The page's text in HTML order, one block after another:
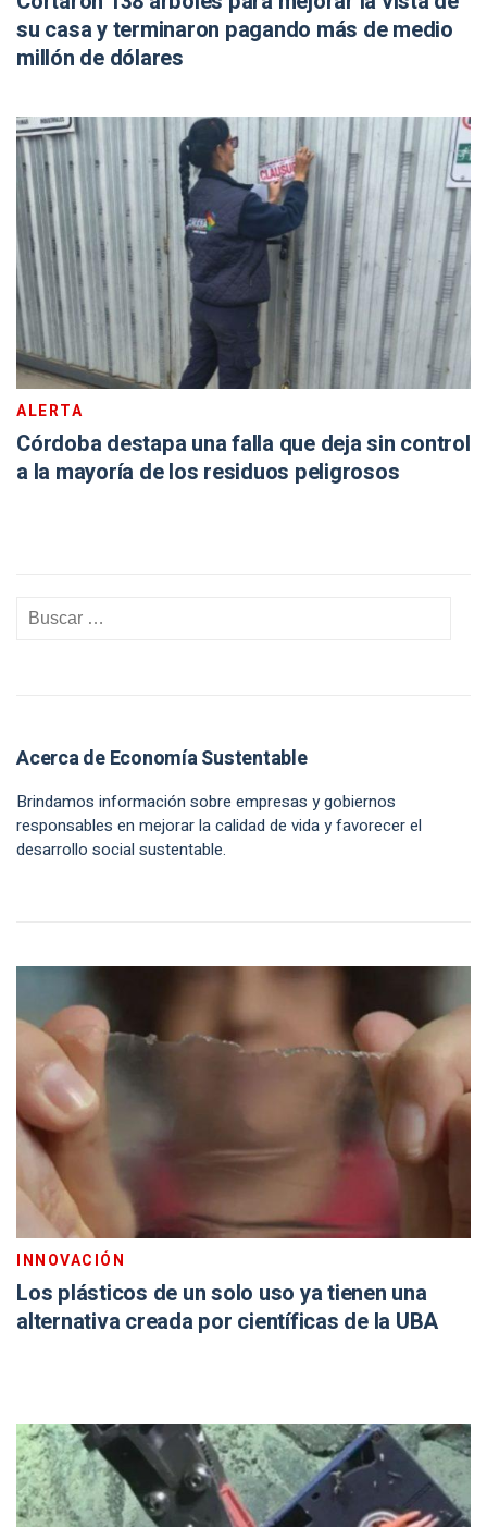
su casa y terminaron pagando más de medio
millón de dólares
ALERTA
Córdoba destapa una falla que deja sin control
a la mayoría de los residuos peligrosos
Acerca de Economía Sustentable
Brindamos información sobre empresas y gobiernos
responsables en mejorar la calidad de vida y favorecer el
desarrollo social sustentable.
INNOVACIÓN
Los plásticos de un solo uso ya tienen una
alternativa creada por científicas de la UBA